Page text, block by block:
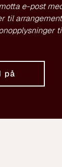
e-post
til
på